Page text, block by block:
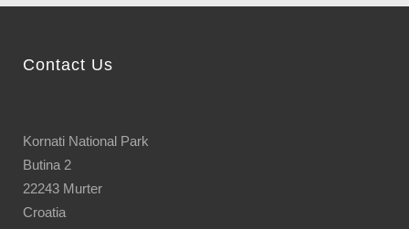
Contact Us
Kornati National Park
Butina 2
22243 Murter
Croatia